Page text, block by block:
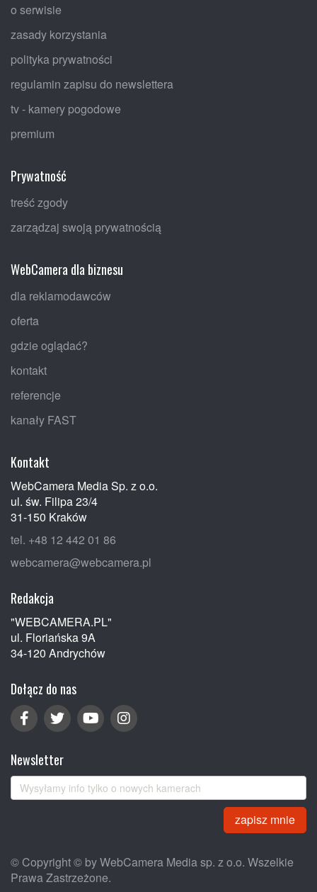
o serwisie
zasady korzystania
polityka prywatności
regulamin zapisu do newslettera
tv - kamery pogodowe
premium
Prywatność
treść zgody
zarządzaj swoją prywatnością
WebCamera dla biznesu
dla reklamodawców
oferta
gdzie oglądać?
kontakt
referencje
kanały FAST
Kontakt
WebCamera Media Sp. z o.o.
ul. św. Filipa 23/4
31-150 Kraków
tel. +48 12 442 01 86
webcamera@webcamera.pl
Redakcja
"WEBCAMERA.PL"
ul. Floriańska 9A
34-120 Andrychów
Dołącz do nas
Newsletter
zapisz mnie
© Copyright © by WebCamera Media sp. z o.o. Wszelkie
Prawa Zastrzeżone.